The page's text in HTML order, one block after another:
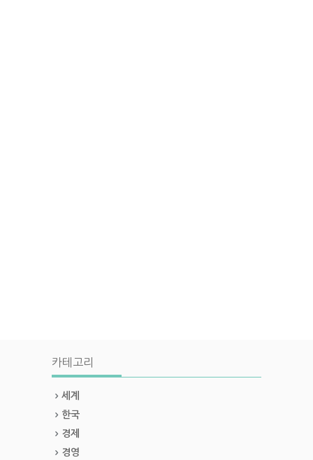
카테고리
세계
한국
경제
경영